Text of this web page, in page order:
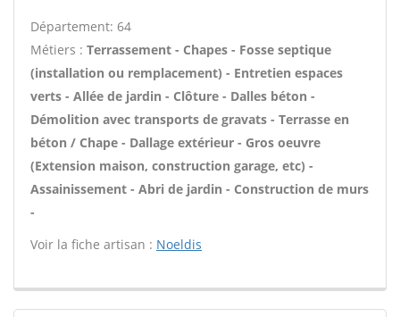
Département: 64
Métiers : Terrassement - Chapes - Fosse septique
(installation ou remplacement) - Entretien espaces
verts - Allée de jardin - Clôture - Dalles béton -
Démolition avec transports de gravats - Terrasse en
béton / Chape - Dallage extérieur - Gros oeuvre
(Extension maison, construction garage, etc) -
Assainissement - Abri de jardin - Construction de murs
-
Voir la fiche artisan : Noeldis